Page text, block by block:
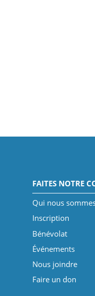
FAITES NOTRE
Qui nous
Inscription
Bénévolat
Événements
Nous joindre
Faire un don